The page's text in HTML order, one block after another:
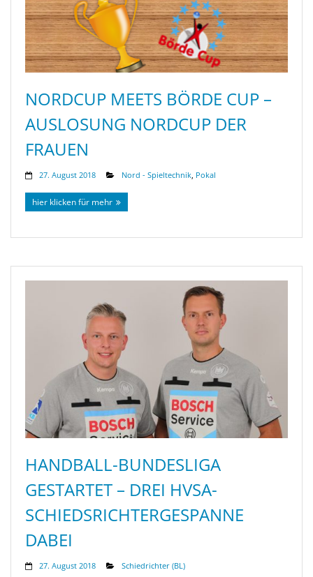
NORDCUP MEETS BÖRDE CUP –
AUSLOSUNG NORDCUP DER
FRAUEN
27. August 2018 Nord - Spieltechnik, Pokal
hier klicken für mehr
HANDBALL-BUNDESLIGA
GESTARTET – DREI HVSA-
SCHIEDSRICHTERGESPANNE
DABEI
27. August 2018 Schiedrichter (BL)